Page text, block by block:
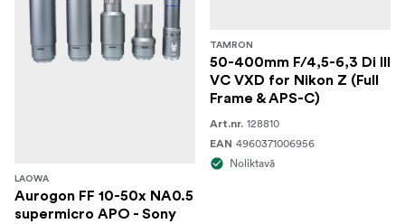
LAOWA
Aurogon FF 10-50x NA0.5
supermicro APO - Sony
TAMRON
50-400mm F/4,5-6,3 Di III
VC VXD for Nikon Z (Full
Frame & APS-C)
Art.nr. 128810
EAN 4960371006956
Noliktavā